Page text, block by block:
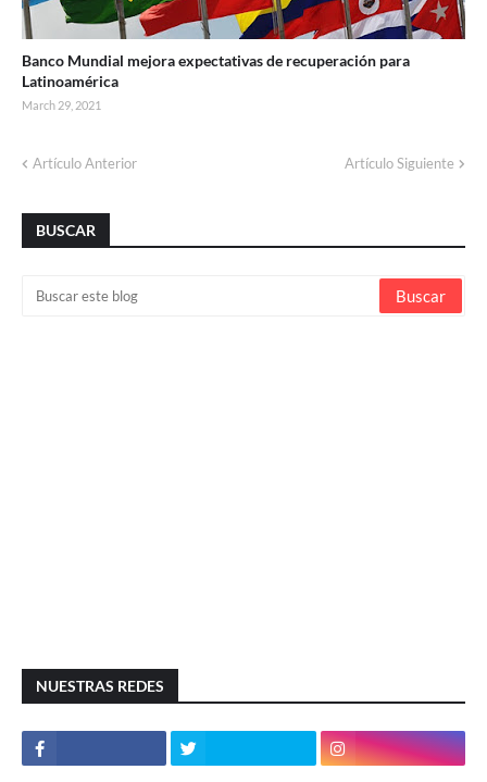
Banco Mundial mejora expectativas de recuperación para
Latinoamérica
March 29, 2021
Artículo Anterior Artículo Siguiente
BUSCAR
NUESTRAS REDES